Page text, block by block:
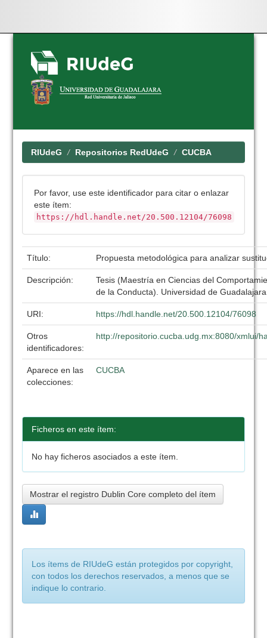
Skip
navigation
RIUdeG Repositorios RedUdeG CUCBA
Por favor, use este identificador para citar o enlazar
este ítem:
https://hdl.handle.net/20.500.12104/76098
Título: Propuesta metodológica para analizar
Descripción:
Tesis (Maestría en Ciencias del
de la Conducta). Universidad de
URI: https://hdl.handle.net/20.500.12104/76098
Otros
identificadores:
http://repositorio.cucba.udg.mx:8080/xmlui/
Aparece en las
colecciones:
CUCBA
Ficheros en este ítem:
No hay ficheros asociados a este ítem.
Mostrar el registro Dublin Core completo del ítem
Los ítems de RIUdeG están protegidos por copyright,
con todos los derechos reservados, a menos que se
indique lo contrario.